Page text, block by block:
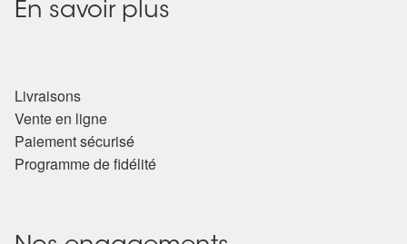
En savoir plus
Livraisons
Vente en ligne
Paiement sécurisé
Programme de fidélité